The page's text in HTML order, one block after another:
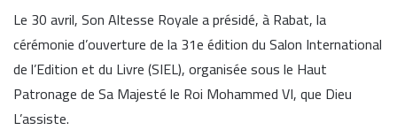
Le 30 avril, Son Altesse Royale a présidé, à Rabat, la
cérémonie d’ouverture de la 31e édition du Salon International
de l’Edition et du Livre (SIEL), organisée sous le Haut
Patronage de Sa Majesté le Roi Mohammed VI, que Dieu
L’assiste.